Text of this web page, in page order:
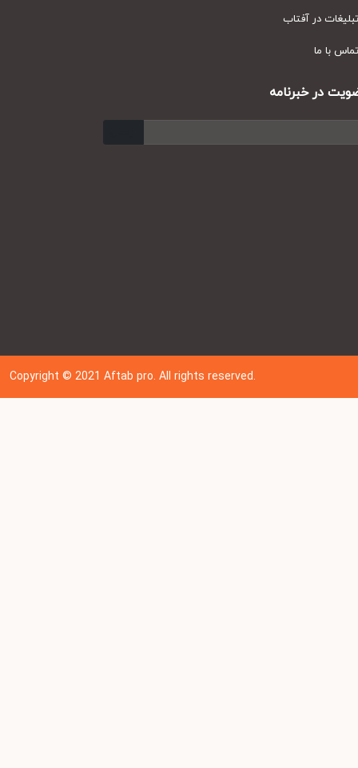
در آفتاب
با ما
در خبرنامه
Copyright © 202 1Aftab pro. All rights reserved.